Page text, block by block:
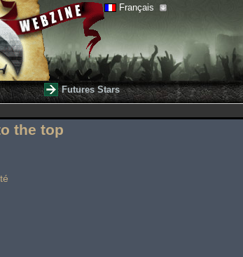
Français
Futures Stars
the top